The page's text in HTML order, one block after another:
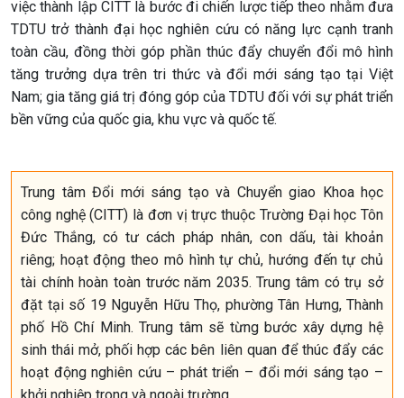
việc thành lập CITT là bước đi chiến lược tiếp theo nhằm đưa
TDTU trở thành đại học nghiên cứu có năng lực cạnh tranh
toàn cầu, đồng thời góp phần thúc đẩy chuyển đổi mô hình
tăng trưởng dựa trên tri thức và đổi mới sáng tạo tại Việt
Nam; gia tăng giá trị đóng góp của TDTU đối với sự phát triển
bền vững của quốc gia, khu vực và quốc tế.
Trung tâm Đổi mới sáng tạo và Chuyển giao Khoa học
công nghệ (CITT) là đơn vị trực thuộc Trường Đại học Tôn
Đức Thắng, có tư cách pháp nhân, con dấu, tài khoản
riêng; hoạt động theo mô hình tự chủ, hướng đến tự chủ
tài chính hoàn toàn trước năm 2035. Trung tâm có trụ sở
đặt tại số 19 Nguyễn Hữu Thọ, phường Tân Hưng, Thành
phố Hồ Chí Minh. Trung tâm sẽ từng bước xây dựng hệ
sinh thái mở, phối hợp các bên liên quan để thúc đẩy các
hoạt động nghiên cứu – phát triển – đổi mới sáng tạo –